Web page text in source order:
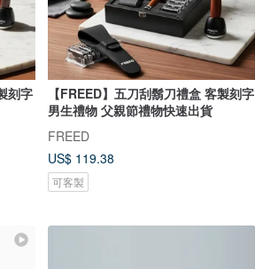
刻字
【FREED】五刀刮鬍刀禮盒 客製刻字
男生禮物 父親節禮物快速出貨
FREED
US$ 119.38
可客製